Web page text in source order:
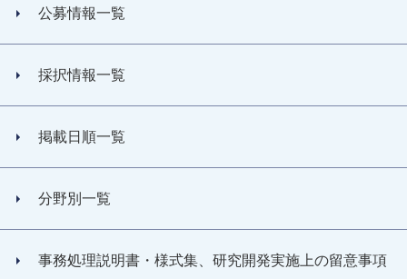
公募情報一覧
採択情報一覧
掲載日順一覧
分野別一覧
事務処理説明書・様式集、研究開発実施上の留意事項